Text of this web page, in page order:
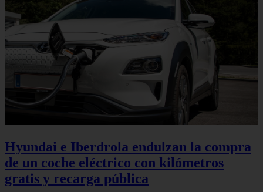
Hyundai e Iberdrola endulzan la compra
de un coche eléctrico con kilómetros
gratis y recarga pública